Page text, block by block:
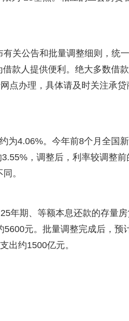
关公告和批量调整细则，统
款人提供便利。绝大多数借
点办理，具体请及时关注承
为4.06%。今年前8个月全国
，调整后，利率较调整
。
年期、等额本息还款的存量
元。批量调整完成后，预
出约1500亿元。